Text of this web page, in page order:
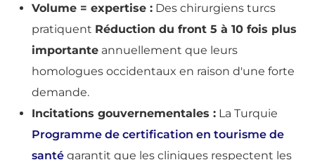
Volume = expertise : Des chirurgiens turcs
pratiquent Réduction du front 5 à 10 fois plus
importante annuellement que leurs
homologues occidentaux en raison d'une forte
demande.
Incitations gouvernementales : La Turquie
Programme de certification en tourisme de
santé garantit que les cliniques respectent les